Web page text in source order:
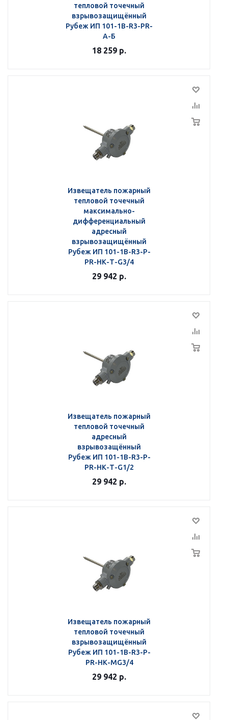
тепловой точечный
взрывозащищённый
Рубеж ИП 101-1В-R3-РR-
А-Б
18 259 р.
Извещатель пожарный
тепловой точечный
максимально-
дифференциальный
адресный
взрывозащищённый
Рубеж ИП 101-1В-R3-Р-
РR-НК-Т-G3/4
29 942 р.
Извещатель пожарный
тепловой точечный
адресный
взрывозащённый
Рубеж ИП 101-1В-R3-Р-
РR-НК-Т-G1/2
29 942 р.
Извещатель пожарный
тепловой точечный
взрывозащищённый
Рубеж ИП 101-1В-R3-Р-
РR-НК-МG3/4
29 942 р.